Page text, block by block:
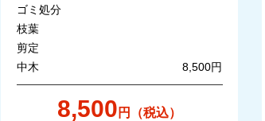
ゴミ処分
枝葉
剪定
中木
8,500円
8,500 円（税込）